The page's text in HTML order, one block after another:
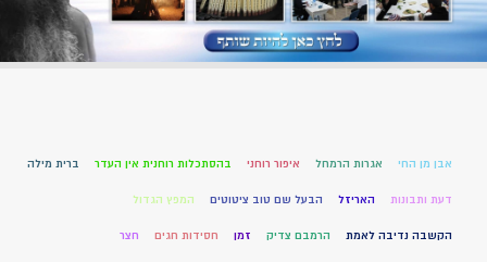
אבן מן החי אגרות הרמחל איפור רוחני בהסתכלות רוחנית אין העדר ברית מילה
דעת ותבונות האריזל הבעל שם טוב ציטוטים המפץ הגדול
הקשבה נדיבה לאמת הרמבם צדיק זמן חסידות חגים חצר